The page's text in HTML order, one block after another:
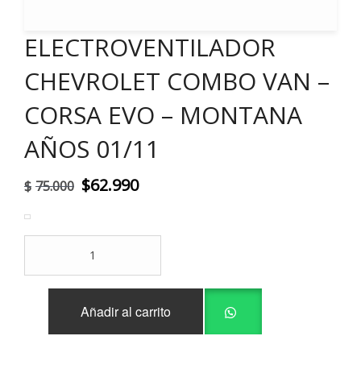
ELECTROVENTILADOR
CHEVROLET COMBO VAN –
CORSA EVO – MONTANA
AÑOS 01/11
$ 75.000 El
original
era:
$75.000.
$62.990El
actual
$62.990.
COMBO
Añadir al carrito